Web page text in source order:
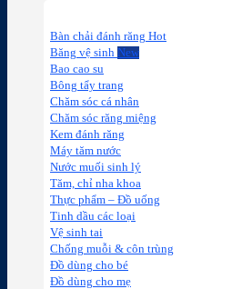
Bàn chải đánh răng
Băng vệ sinh
Bao cao su
Bông tẩy trang
Chăm sóc cá nhân
Chăm sóc răng miệng
Kem đánh răng
Máy tăm nước
Nước muối sinh lý
Tăm, chỉ nha khoa
Thực phẩm – Đồ uống
Tinh dầu các loại
Vệ sinh tai
Chống muỗi & côn trùng
Đồ dùng cho bé
Đồ dùng cho mẹ